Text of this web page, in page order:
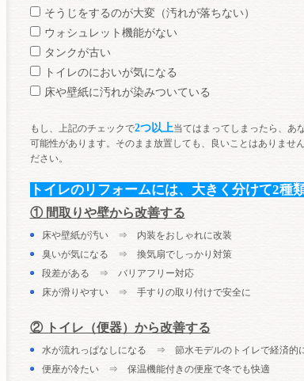
そうじをするのが大変（汚れが落ちない）
ウォシュレット機能がない
タンクが古い
トイレのにおいが気になる
床や壁紙に汚れが染みついている
もし、上記のチェックで2つ以上当てはまってしまったら、あ
可能性があります。そのまま放置しても、良いことはありませ
ださい。
トイレのリフォームには、大きく分けて2種
① 間取りや壁から改善する
床や壁紙が汚い ⇒ 内装をおしゃれに改装
臭いが気になる ⇒ 換気扇でしっかり対策
段差がある ⇒ バリアフリー対応
床が滑りやすい ⇒ 手すりの取り付けで安全に
② トイレ（便器）から改善する
水が流れっぱなしになる ⇒ 節水モデルのトイレで経済的
便座が冷たい ⇒ 保温機能付きの便座で冬でも快適